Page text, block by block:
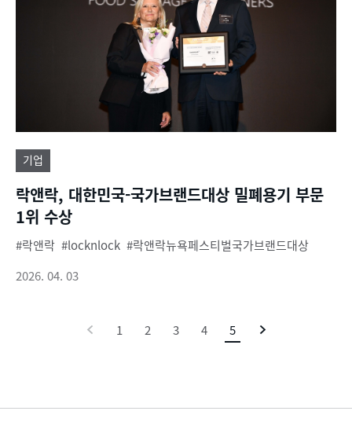
기업
락앤락, 대한민국-국가브랜드대상 밀폐용기 부문
1위 수상
락앤락 locknlock
락앤락뉴욕페스티벌국가브랜드대상
2026. 04. 03
1 2 3 4 5
이